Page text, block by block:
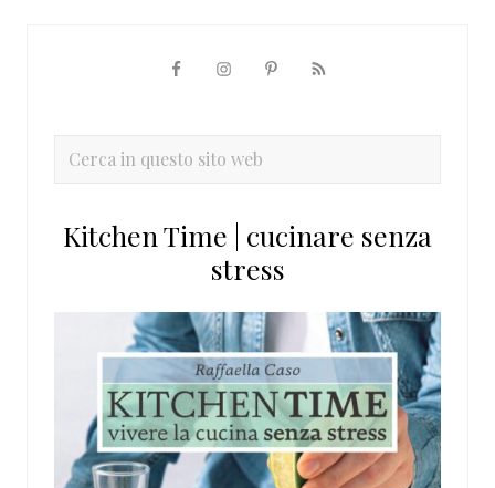
primaria
Cerca
sito
Kitchen Time | cucinare senza
stress